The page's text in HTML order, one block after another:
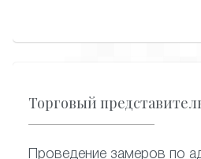
Торговый
Проведение замеров по